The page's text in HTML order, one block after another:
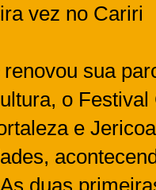
vez no Cariri
sua
o Festival
e
duas